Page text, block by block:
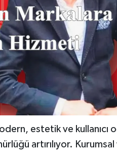
estetik ve kullanıcı
artırılıyor.